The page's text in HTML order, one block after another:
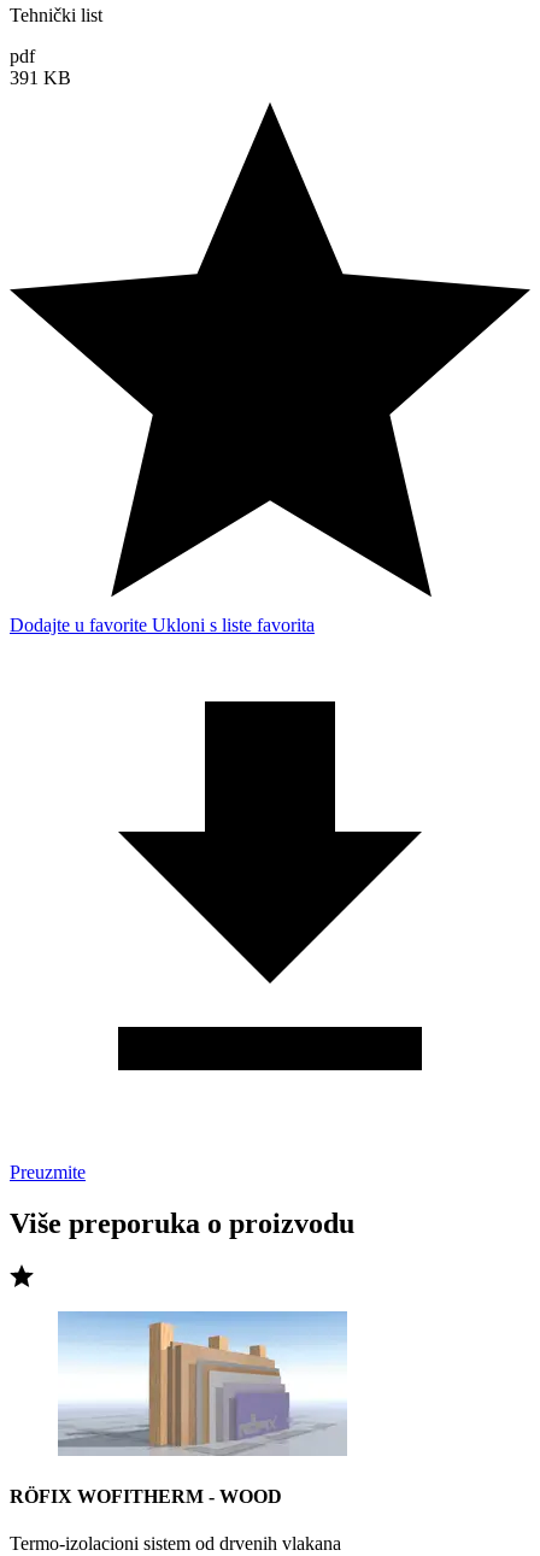
Tehnički list
pdf
391 KB
Dodajte u favorite Ukloni s liste favorita
Preuzmite
Više preporuka o proizvodu
RÖFIX WOFITHERM - WOOD
Termo-izolacioni sistem od drvenih vlakana